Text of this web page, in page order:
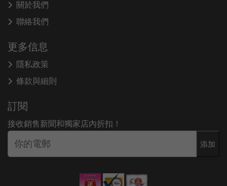
關於我們
聯絡我們
更多信息
隱私政策
條款與細則
訂閱
接收銷售新聞和獨家店內折扣！
添加